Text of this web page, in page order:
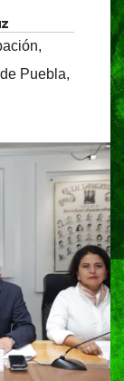
,
Puebla,